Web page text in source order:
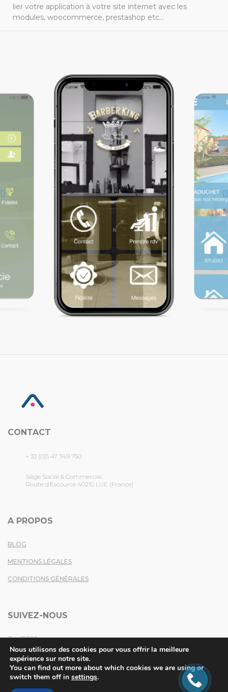
lier votre application à votre site internet avec les
modules, woocommerce, prestashop etc...
CONTACT
+ 33 (0)5 47 749 750
Siège Social & Commercial
Route d’Escource 40210 LUE (France)
A PROPOS
BLOG
MENTIONS LÉGALES
CONDITIONS GÉNÉRALES
SUIVEZ-NOUS
TWITTER
FACEBOOK
LINKEDIN
Nous utilisons des cookies pour vous offrir la meilleure
expérience sur notre site.
You can find out more about which cookies we are using or
switch them off in settings.